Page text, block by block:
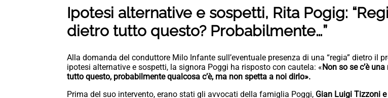
Ipotesi alternative e sospetti, Rita Pogig:
dietro tutto questo? Probabilmente…”
Alla domanda del conduttore Milo Infante sull’eventuale presenza di una “regia” dietro il
ipotesi alternative e sospetti, la signora Poggi ha risposto con cautela: «Non so se c’è
tutto questo, probabilmente qualcosa c’è, ma non spetta a noi dirlo».
Prima del suo intervento, erano stati gli avvocati della famiglia Poggi, Gian Luigi Tizzoni